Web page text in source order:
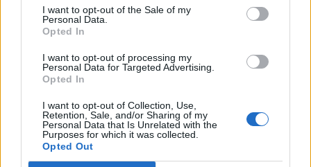
I want to opt-out of the Sale of my
Personal Data.
Opted In
I want to opt-out of processing my
Personal Data for Targeted Advertising.
Opted In
I want to opt-out of Collection, Use,
Retention, Sale, and/or Sharing of my
Personal Data that Is Unrelated with the
Purposes for which it was collected.
Opted Out
laparoscopia ed esame
istologico
CONDUTTRICE
Fan spaventati, Antonella Clerici
in ospedale per un intervento
d’emergenza. Come sta
13/06/2024